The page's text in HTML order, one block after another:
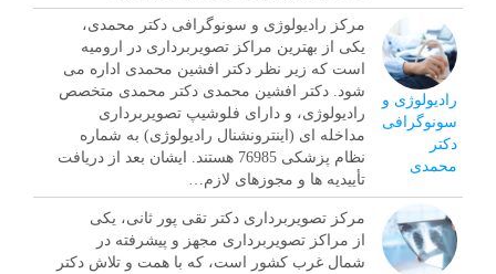
رادیولوژی و
سونوگرافی
دکتر
محمدی
مرکز رادیولوژی و سونوگرافی دکتر محمدی،
یکی از بهترین مراکز تصویربرداری در ارومیه
است که زیر نظر دکتر افشین محمدی اداره می
شود. دکتر افشین محمدی دکتر محمدی متخصص
رادیولوژی، و دارای فلوشیپ تصویربرداری
مداخله‌ ای (اینترونشنال رادیولوژی) به شماره
نظام پزشکی 76985 هستند. ایشان بعد از دریافت
تأییدیه ها و مجوزهای لازم…
مرکز تصویربرداری دکتر تقی پور ثانی، یکی
از مراکز تصویربرداری مجهز و پیشرفته در
شمال غرب کشور است، که با همت و تلاش دکتر